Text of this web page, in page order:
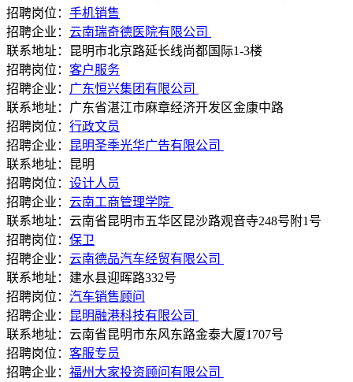
招聘岗位： 手机销售
招聘企业： 云南瑞奇德医院有限公司
联系地址：昆明市北京路延长线尚都国际1-3楼
招聘岗位： 客户服务
招聘企业： 广东恒兴集团有限公司
联系地址：广东省湛江市麻章经济开发区金康中路
招聘岗位： 行政文员
招聘企业：
昆明圣季光华广告有限公司
联系地址：昆明
招聘岗位： 设计人员
招聘企业： 云南工商管理学院
联系地址：云南省昆明市五华区昆沙路观音寺248号附1号
招聘岗位： 保卫
招聘企业： 云南德品汽车经贸有限公司
联系地址：建水县迎晖路332号
招聘岗位： 汽车销售顾问
招聘企业：
昆明融港科技有限公司
联系地址：云南省昆明市东风东路金泰大厦1707号
招聘岗位： 客服专员
招聘企业： 福州大家投资顾问有限公司